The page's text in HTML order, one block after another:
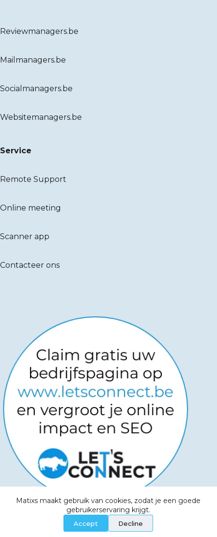
Matixs maakt gebruik van cookies, zodat je een goede
gebruikerservaring krijgt.
Accept Decline
Reviewmanagers.be
Mailmanagers.be
Socialmanagers.be
Websitemanagers.be
Service
Remote Support
Online meeting
Scanner app
Contacteer ons
Copyright © 2026-Powered by
Websitemanagers
Algemene voorwaarden -
Privacy Policy - Aanvaardbaar beleid - Cookies -